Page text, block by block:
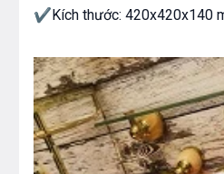
✔️Kích thước: 420x420x140